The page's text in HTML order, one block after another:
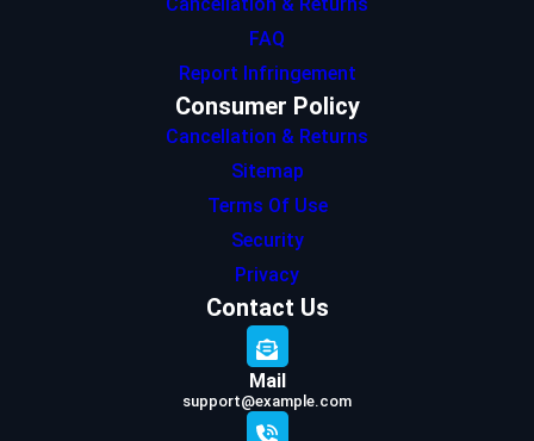
FAQ
Report Infringement
Consumer Policy
Cancellation & Returns
Sitemap
Terms Of Use
Security
Privacy
Contact Us
Mail
support@example.com